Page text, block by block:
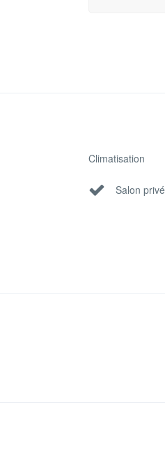
Climatisation
Salon privé